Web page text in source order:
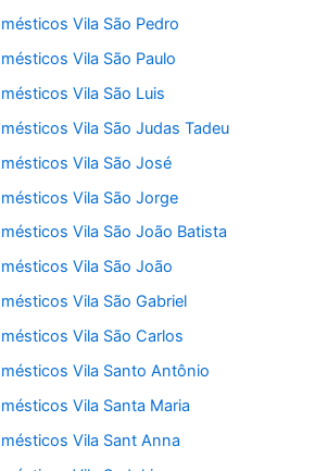
Vila São Pedro
Vila São Paulo
Vila São Luis
Vila São Judas Tadeu
Vila São José
Vila São Jorge
Vila São João Batista
Vila São João
Vila São Gabriel
Vila São Carlos
Vila Santo Antônio
Vila Santa Maria
Vila Sant Anna